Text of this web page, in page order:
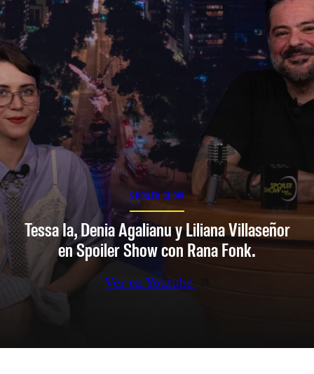
SPOILER SHOW
Tessa Ia, Denia Agalianu y Liliana Villaseñor
en Spoiler Show con Rana Fonk.
Ver en Youtube